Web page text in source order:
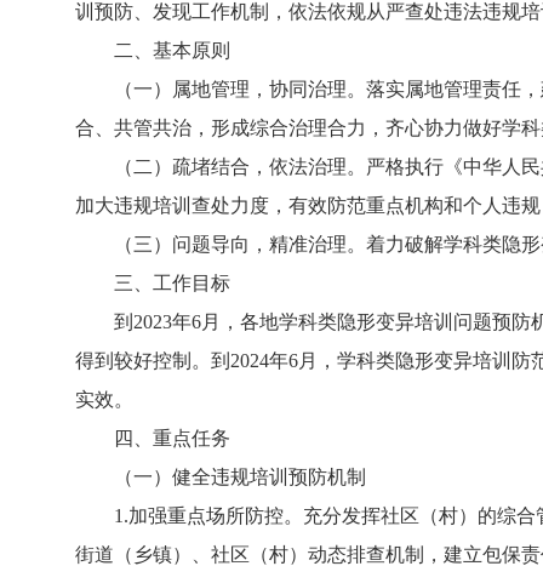
训预防、发现工作机制，依法依规从严查处违法违规
二、基本原则
（一）属地管理，协同治理。落实属地管理责任，
合、共管共治，形成综合治理合力，齐心协力做好学
（二）疏堵结合，依法治理。严格执行《中华人民
加大违规培训查处力度，有效防范重点机构和个人违
（三）问题导向，精准治理。着力破解学科类隐形
三、工作目标
到2023年6月，各地学科类隐形变异培训问题预防
得到较好控制。到2024年6月，学科类隐形变异培训
实效。
四、重点任务
（一）健全违规培训预防机制
1.加强重点场所防控。充分发挥社区（村）的综合
街道（乡镇）、社区（村）动态排查机制，建立包保